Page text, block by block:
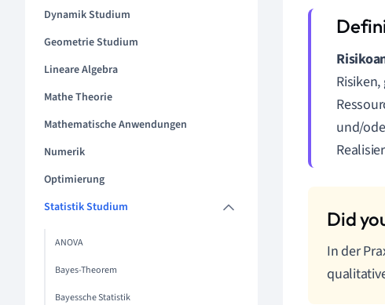
Dynamik Studium
Geometrie Studium
Lineare Algebra
Mathe Theorie
Mathematische Anwendungen
Numerik
Optimierung
Statistik Studium
ANOVA
Bayes-Theorem
Bayessche Statistik
und/
In der